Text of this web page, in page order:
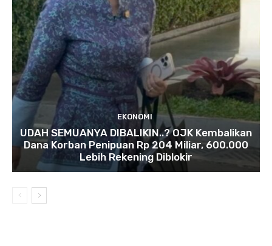
EKONOMI
UDAH SEMUANYA DIBALIKIN..? OJK Kembalikan
Dana Korban Penipuan Rp 204 Miliar, 600.000
Lebih Rekening Diblokir